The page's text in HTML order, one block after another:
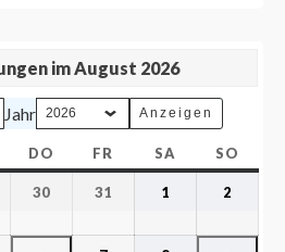
im August 2026
Jahr
DO FR SA SO
30 31 1 2